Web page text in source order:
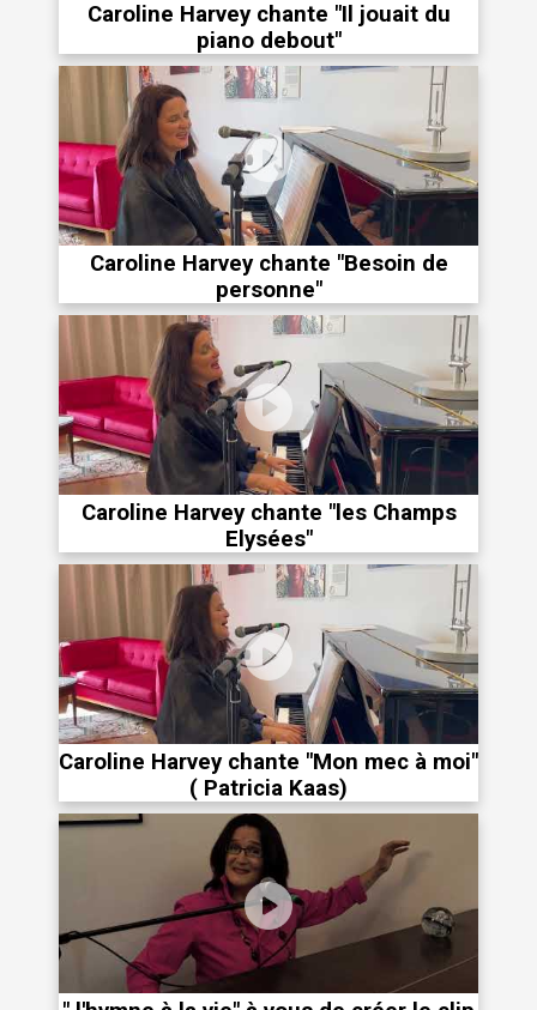
Caroline Harvey chante "Il jouait du
piano debout"
Caroline Harvey chante "Besoin de
personne"
Caroline Harvey chante "les Champs
Elysées"
Caroline Harvey chante "Mon mec à moi"
( Patricia Kaas)